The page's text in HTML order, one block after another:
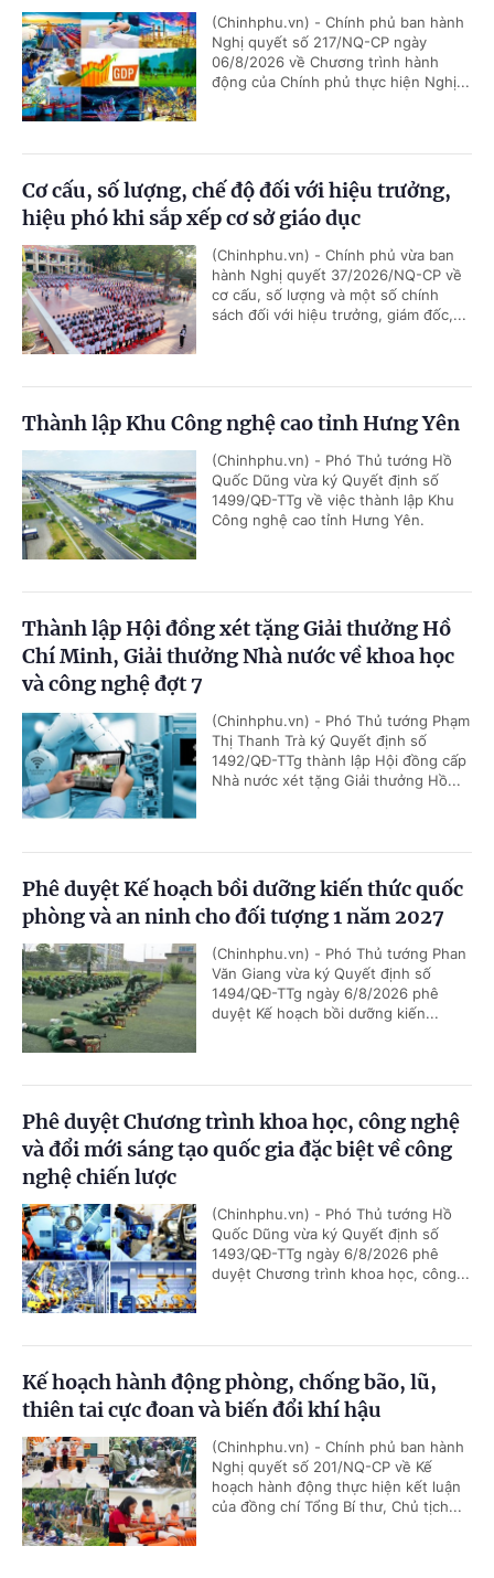
(Chinhphu.vn) - Chính phủ ban hành
Nghị quyết số 217/NQ-CP ngày
06/8/2026 về Chương trình hành
động của Chính phủ thực hiện Nghị...
Cơ cấu, số lượng, chế độ đối với hiệu trưởng,
hiệu phó khi sắp xếp cơ sở giáo dục
(Chinhphu.vn) - Chính phủ vừa ban
hành Nghị quyết 37/2026/NQ-CP về
cơ cấu, số lượng và một số chính
sách đối với hiệu trưởng, giám đốc,...
Thành lập Khu Công nghệ cao tỉnh Hưng Yên
(Chinhphu.vn) - Phó Thủ tướng Hồ
Quốc Dũng vừa ký Quyết định số
1499/QĐ-TTg về việc thành lập Khu
Công nghệ cao tỉnh Hưng Yên.
Thành lập Hội đồng xét tặng Giải thưởng Hồ
Chí Minh, Giải thưởng Nhà nước về khoa học
và công nghệ đợt 7
(Chinhphu.vn) - Phó Thủ tướng Phạm
Thị Thanh Trà ký Quyết định số
1492/QĐ-TTg thành lập Hội đồng cấp
Nhà nước xét tặng Giải thưởng Hồ...
Phê duyệt Kế hoạch bồi dưỡng kiến thức quốc
phòng và an ninh cho đối tượng 1 năm 2027
(Chinhphu.vn) - Phó Thủ tướng Phan
Văn Giang vừa ký Quyết định số
1494/QĐ-TTg ngày 6/8/2026 phê
duyệt Kế hoạch bồi dưỡng kiến...
Phê duyệt Chương trình khoa học, công nghệ
và đổi mới sáng tạo quốc gia đặc biệt về công
nghệ chiến lược
(Chinhphu.vn) - Phó Thủ tướng Hồ
Quốc Dũng vừa ký Quyết định số
1493/QĐ-TTg ngày 6/8/2026 phê
duyệt Chương trình khoa học, công...
Kế hoạch hành động phòng, chống bão, lũ,
thiên tai cực đoan và biến đổi khí hậu
(Chinhphu.vn) - Chính phủ ban hành
Nghị quyết số 201/NQ-CP về Kế
hoạch hành động thực hiện kết luận
của đồng chí Tổng Bí thư, Chủ tịch...